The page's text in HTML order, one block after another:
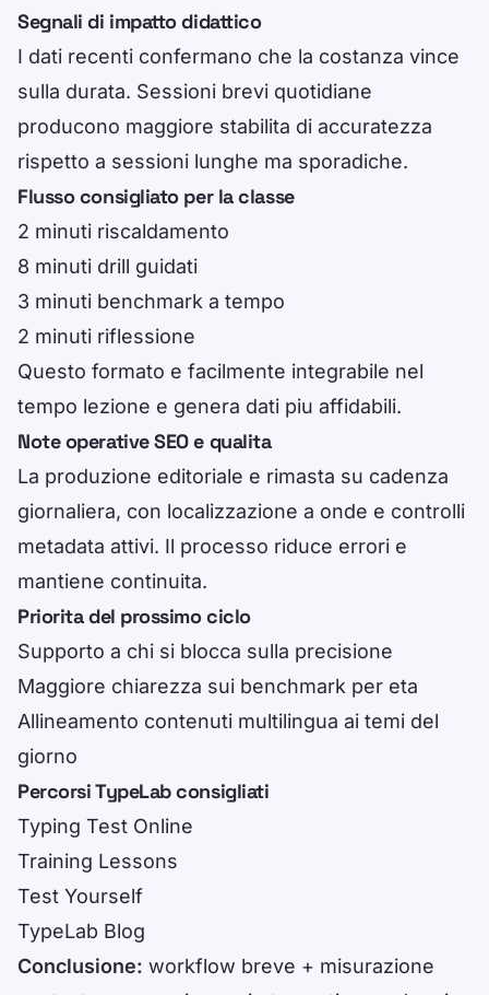
Segnali di impatto didattico
I dati recenti confermano che la costanza vince
sulla durata. Sessioni brevi quotidiane
producono maggiore stabilita di accuratezza
rispetto a sessioni lunghe ma sporadiche.
Flusso consigliato per la classe
2 minuti riscaldamento
8 minuti drill guidati
3 minuti benchmark a tempo
2 minuti riflessione
Questo formato e facilmente integrabile nel
tempo lezione e genera dati piu affidabili.
Note operative SEO e qualita
La produzione editoriale e rimasta su cadenza
giornaliera, con localizzazione a onde e controlli
metadata attivi. Il processo riduce errori e
mantiene continuita.
Priorita del prossimo ciclo
Supporto a chi si blocca sulla precisione
Maggiore chiarezza sui benchmark per eta
Allineamento contenuti multilingua ai temi del
giorno
Percorsi TypeLab consigliati
Typing Test Online
Training Lessons
Test Yourself
TypeLab Blog
Conclusione: workflow breve + misurazione